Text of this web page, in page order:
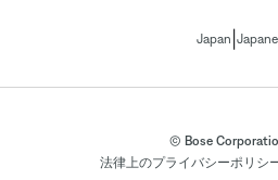
Japan
© Bose
法律上のプライバシーポリシ